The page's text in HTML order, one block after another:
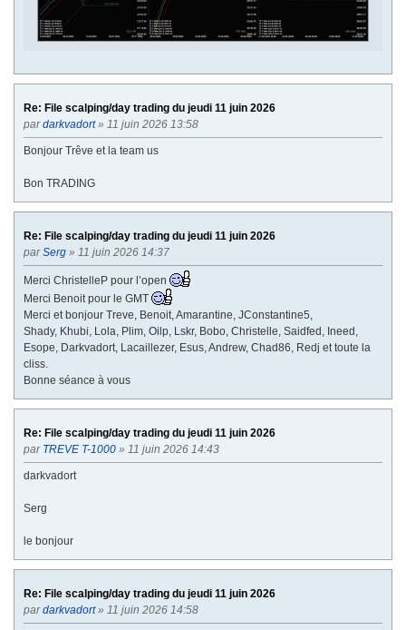
Re: File scalping/day trading du jeudi 11 juin 2026
pardarkvadort» 11 juin 2026 13:58
Bonjour Trêve et la team us
Bon TRADING
Re: File scalping/day trading du jeudi 11 juin 2026
parSerg » 11 juin 2026 14:37
Merci ChristelleP pour l’open
Merci Benoit pour le GMT
Merci et bonjour Treve, Benoit, Amarantine, JConstantine5,
Shady, Khubi, Lola, Plim, Oilp, Lskr, Bobo, Christelle, Saidfed, Ineed,
Esope, Darkvadort, Lacaillezer, Esus, Andrew, Chad86, Redj et toute la
cliss.
Bonne séance à vous
Re: File scalping/day trading du jeudi 11 juin 2026
par TREVE T-1000 » 11 juin 2026 14:43
darkvadort
Serg
le bonjour
Re: File scalping/day trading du jeudi 11 juin 2026
pardarkvadort» 11 juin 2026 14:58